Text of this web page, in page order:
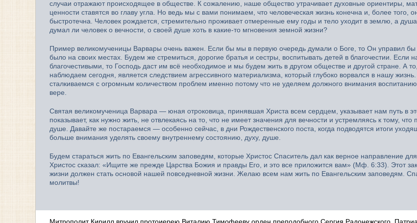
случаи отражают происходящее в обществе. К сожалению, наше общество утрачивает духовные ориентиры,
ценности ставятся во главу угла. Но ведь мы с вами понимаем, что человеческая жизнь конечна и, более того,
быстротечна. Человек рождается, стремительно проживает отмеренные ему годы и тело уходит в землю, а
думал ли человек о вечности, о своей душе хоть в какие-то мгновения земной жизни?
Пример великомученицы Варвары очень важен. Если бы мы в первую очередь думали о Боге, то Он управил бы
было на своих местах. Будем же стремиться, дорогие братья и сестры, воспитывать детей в благочестии. Если
благочестивыми, то Господь даст им всё необходимое и мы будем жить в другом обществе и другой стране. А
наблюдаем сегодня, является следствием агрессивного материализма, который глубоко ворвался в нашу
сталкиваемся с огромным количеством проблем именно потому что не уделяем должного внимания
вере.
Святая великомученица Варвара — юная отроковица, принявшая Христа всем сердцем, указывает нам путь в
показывает, как нужно жить, не отвлекаясь на то, что не имеет значения для вечности и устремляясь к тому, что
душе. Давайте же постараемся — особенно сейчас, в дни Рождественского поста, когда подводятся итоги
больше внимания уделять своему внутреннему состоянию, духу, душе.
Будем стараться жить по Евангельским заповедям, которые Христос Спаситель дал как верное направление для
Христос сказал: «Ищите же прежде Царства Божия и правды Его, и это все приложится вам» (Мф. 6:33). Этот
жизни должен стать основой нашей повседневной жизни. Желаю всем нам жить по Евангельским заповедям.
молитвы!